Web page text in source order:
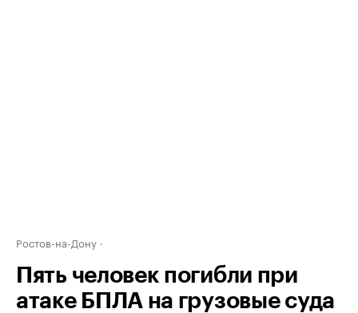
Ростов-на-Дону
Пять человек погибли при
атаке БПЛА на грузовые суда